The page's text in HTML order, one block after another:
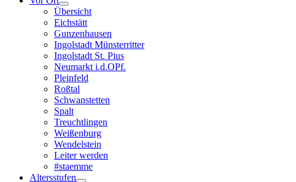
Übersicht
Eichstätt
Gunzenhausen
Ingolstadt Münsterritter
Ingolstadt St. Pius
Neumarkt i.d.OPf.
Pleinfeld
Roßtal
Schwanstetten
Spalt
Treuchtlingen
Weißenburg
Wendelstein
Leiter werden
#staemme
Altersstufen